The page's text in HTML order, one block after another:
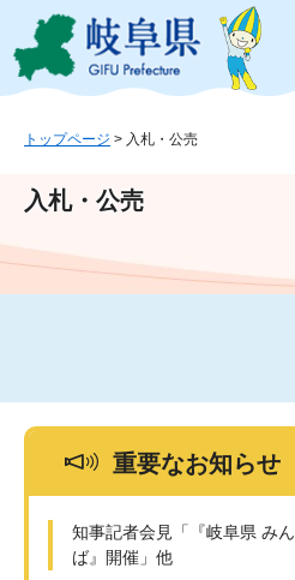
ジ
ュ
文
このページの
トップページ > 入札・公売
入札・公売
重要なお知らせ
知事記者会見「『岐阜県 み
ば』開催」他